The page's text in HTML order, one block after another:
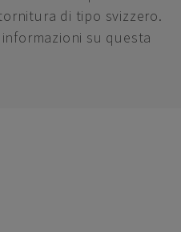
di tipo svizzero.
su questa